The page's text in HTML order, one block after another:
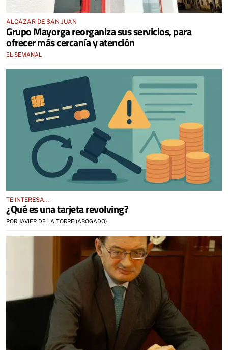
ALCÁZAR DE SAN JUAN
Grupo Mayorga reorganiza sus servicios, para
ofrecer más cercanía y atención
EL SEMANAL
TE INTERESA...
¿Qué es una tarjeta revolving?
POR JAVIER DE LA TORRE (ABOGADO)